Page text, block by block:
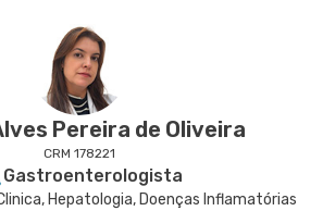
Pereira de Oliveira
CRM 178221
Gastroenterologista
Hepatologia, Doenças Inflamatórias